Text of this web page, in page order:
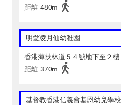
距離 480m
明愛凌月仙幼稚園
香港薄扶林道５４號地下至２樓
距離 370m
基督教香港信義會基恩幼兒學校